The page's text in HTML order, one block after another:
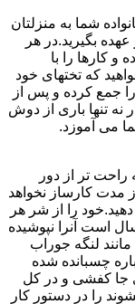
شما به منزلتان
عهده بگیرید.در هر
کارها را با
که تختهای خود
جمع کرده و پس از
نه تنها باری از دوش
می آموزد.
تر از دور
مدت کارساز نخواهد
را از شر هر
است آنرا نپوشیده
لنگه جوراب
چسبانده شده
جا کفشی و در کل
را در دستور کار